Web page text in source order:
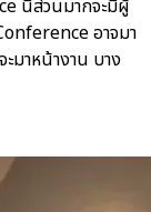
นี้ส่วนมากจะมีผู้
อาจมา
มาหน้างาน บาง